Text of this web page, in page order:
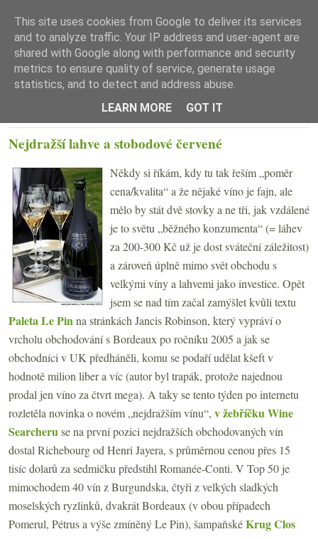
☰ Menu
Nejdražší lahve a stobodové červené
Někdy si říkám, kdy tu tak řeším „poměr
cena/kvalita“ a že nějaké víno je fajn, ale
mělo by stát dvě stovky a ne tři, jak vzdálené
je to světu „běžného konzumenta“ (= láhev
za 200-300 Kč už je dost sváteční záležitost)
a zároveň úplně mimo svět obchodu s
velkými víny a lahvemi jako investice. Opět
jsem se nad tím začal zamýšlet kvůli textu
Paleta Le Pinna stránkách Jancis Robinson, který vypráví o
vrcholu obchodování s Bordeaux po ročníku 2005 a jak se
obchodníci v UK předháněli, komu se podaří udělat kšeft v
hodnotě milion liber a víc (autor byl trapák, protože najednou
prodal jen víno za čtvrt mega). A taky se tento týden po internetu
rozletěla novinka o novém „nejdražším vínu“, v žebříčku Wine
Searcheruse na první pozici nejdražších obchodovaných vín
dostal Richebourg od Henri Jayera, s průměrnou cenou přes 15
tisíc dolarů za sedmičku předstihl Romanée-Conti. V Top 50 je
mimochodem 40 vín z Burgundska, čtyři z velkých sladkých
moselských ryzlinků, dvakrát Bordeaux (v obou případech
Pomerul, Pétrus a výše zmíněný Le Pin), šampaňskéKrug Clos
This site uses cookies from Google to deliver its services
and to analyze traffic. Your IP address and user-agent are
shared with Google along with performance and security
metrics to ensure quality of service, generate usage
statistics, and to detect and address abuse.
LEARN MORE
GOT IT